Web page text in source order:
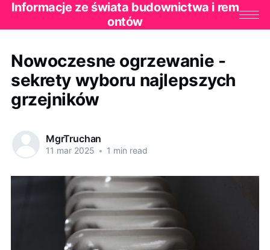
Informacje ze świata budownictwa i rem
ontów
Nowoczesne ogrzewanie -
sekrety wyboru najlepszych
grzejników
MgrTruchan
11 mar 2025 • 1 min read